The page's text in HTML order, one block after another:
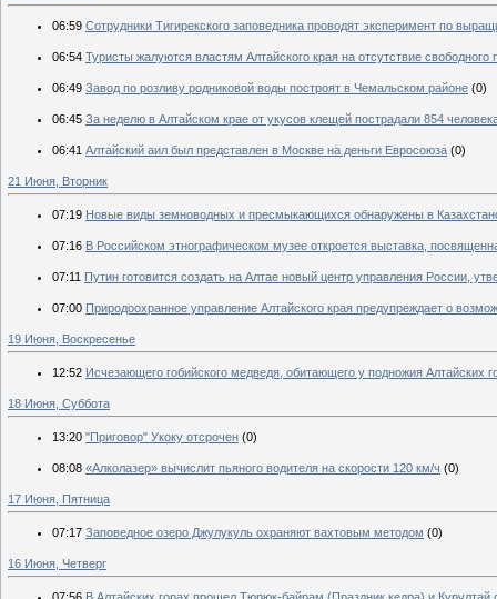
06:59 Сотрудники Тигирекского заповедника проводят эксперимент по
06:54 Туристы жалуются властям Алтайского края на отсутствие свободного
06:49 Завод по розливу родниковой воды построят в Чемальском районе (0)
06:45 За неделю в Алтайском крае от укусов клещей пострадали 854
06:41 Алтайский аил был представлен в Москве на деньги Евросоюза (0)
21 Июня, Вторник
07:19 Новые виды земноводных и пресмыкающихся обнаружены в
07:16 В Российском этнографическом музее откроется выставка,
07:11 Путин готовится создать на Алтае новый центр управления России,
07:00 Природоохранное управление Алтайского края предупреждает о
19 Июня, Воскресенье
12:52 Исчезающего гобийского медведя, обитающего у подножия Алтайских
18 Июня, Суббота
13:20 "Приговор" Укоку отсрочен (0)
08:08 «Алколазер» вычислит пьяного водителя на скорости 120 км/ч (0)
17 Июня, Пятница
07:17 Заповедное озеро Джулукуль охраняют вахтовым методом (0)
16 Июня, Четверг